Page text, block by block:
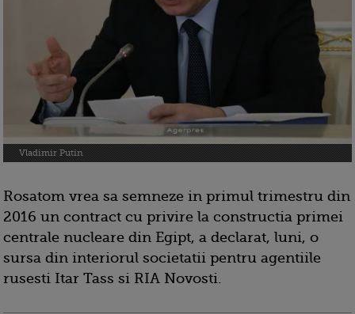
Vladimir Putin
Rosatom vrea sa semneze in primul trimestru din
2016 un contract cu privire la constructia primei
centrale nucleare din Egipt, a declarat, luni, o
sursa din interiorul societatii pentru agentiile
rusesti Itar Tass si RIA Novosti.